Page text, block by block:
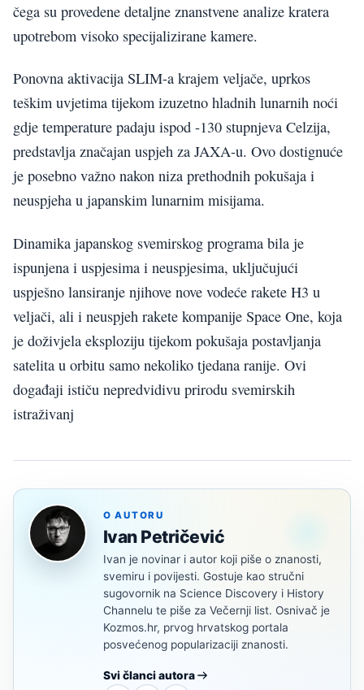
čega su provedene detaljne znanstvene analize kratera
upotrebom visoko specijalizirane kamere.
Ponovna aktivacija SLIM-a krajem veljače, uprkos
teškim uvjetima tijekom izuzetno hladnih lunarnih noći
gdje temperature padaju ispod -130 stupnjeva Celzija,
predstavlja značajan uspjeh za JAXA-u. Ovo dostignuće
je posebno važno nakon niza prethodnih pokušaja i
neuspjeha u japanskim lunarnim misijama.
Dinamika japanskog svemirskog programa bila je
ispunjena i uspjesima i neuspjesima, uključujući
uspješno lansiranje njihove nove vodeće rakete H3 u
veljači, ali i neuspjeh rakete kompanije Space One, koja
je doživjela eksploziju tijekom pokušaja postavljanja
satelita u orbitu samo nekoliko tjedana ranije. Ovi
događaji ističu nepredvidivu prirodu svemirskih
istraživanj
O AUTORU
Ivan Petričević
Ivan je novinar i autor koji piše o znanosti,
svemiru i povijesti. Gostuje kao stručni
sugovornik na Science Discovery i History
Channelu te piše za Večernji list. Osnivač je
Kozmos.hr, prvog hrvatskog portala
posvećenog popularizaciji znanosti.
Svi članci autora